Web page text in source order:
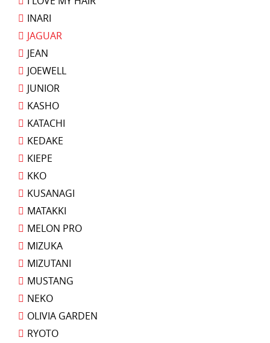
INARI
JAGUAR
JEAN
JOEWELL
JUNIOR
KASHO
KATACHI
KEDAKE
KIEPE
KKO
KUSANAGI
MATAKKI
MELON PRO
MIZUKA
MIZUTANI
MUSTANG
NEKO
OLIVIA GARDEN
RYOTO